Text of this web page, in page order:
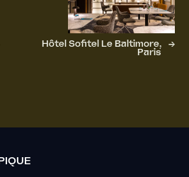
→
Hôtel Sofitel Le Baltimore,
Paris